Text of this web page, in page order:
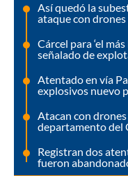
Así quedó la
ataque con
Cárcel para ‘el
señalado de
Atentado en vía
explosivos nuevo
Atacan con
departamento del
Registran dos
fueron